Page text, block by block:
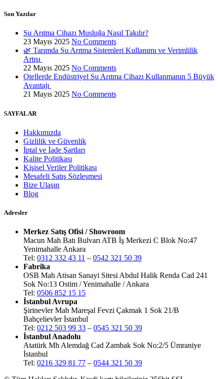
Son Yazılar
Su Arıtma Cihazı Musluğa Nasıl Takılır?
23 Mayıs 2025 No Comments
🌿 Tarımda Su Arıtma Sistemleri Kullanımı ve Verimlilik
Artışı
22 Mayıs 2025 No Comments
Otellerde Endüstriyel Su Arıtma Cihazı Kullanmanın 5 Büyük
Avantajı
21 Mayıs 2025 No Comments
SAYFALAR
Hakkımızda
Gizlilik ve Güvenlik
İptal ve İade Şartları
Kalite Politikası
Kişisel Veriler Politikası
Mesafeli Satış Sözleşmesi
Bize Ulaşın
Blog
Adresler
Merkez Satış Ofisi / Showroom
Macun Mah Batı Bulvarı ATB İş Merkezi C Blok No:47
Yenimahalle Ankara
Tel: 0312 332 43 11 – 0542 321 50 39
Fabrika
OSB Mah Atisan Sanayi Sitesi Abdul Halik Renda Cad 241
Sok No:13 Ostim / Yenimahalle / Ankara
Tel: 0506 852 15 15
İstanbul Avrupa
Şirinevler Mah Mareşal Fevzi Çakmak 1 Sok 21/B
Bahçelievler İstanbul
Tel: 0212 503 99 33 – 0545 321 50 39
İstanbul Anadolu
Atatürk Mh Alemdağ Cad Zambak Sok No:2/5 Ümraniye
İstanbul
Tel: 0216 329 81 77 – 0544 321 50 39